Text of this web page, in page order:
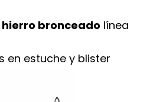
bronceado línea
en estuche y blister